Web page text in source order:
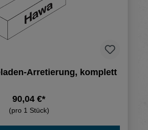
Arretierung, komplett
90,04 €*
(pro 1 Stück)